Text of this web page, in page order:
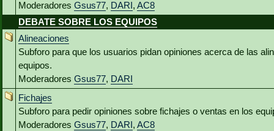
Moderadores Gsus77, DARI, AC8
DEBATE SOBRE LOS EQUIPOS
Alineaciones
Subforo para que los usuarios pidan opiniones acerca de las
equipos.
Moderadores Gsus77, DARI
Fichajes
Subforo para pedir opiniones sobre fichajes o ventas en los
Moderadores Gsus77, DARI, AC8